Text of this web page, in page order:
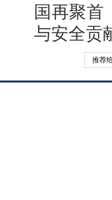
国再聚首
与安全贡
推荐